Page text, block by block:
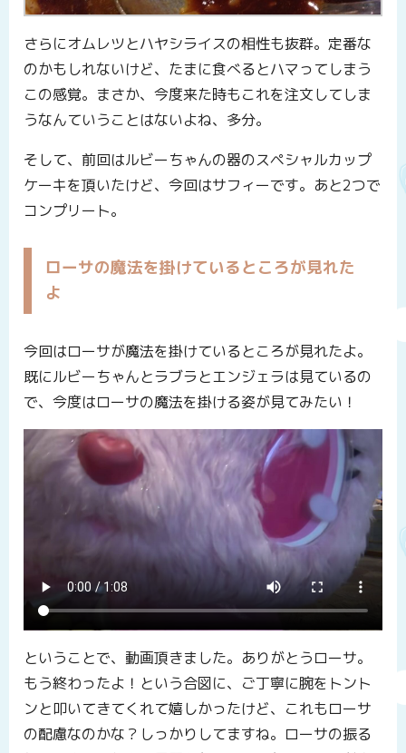
さらにオムレツとハヤシライスの相性も抜群。定番な
のかもしれないけど、たまに食べるとハマってしまう
この感覚。まさか、今度来た時もこれを注文してしま
うなんていうことはないよね、多分。
そして、前回はルビーちゃんの器のスペシャルカップ
ケーキを頂いたけど、今回はサフィーです。あと2つで
コンプリート。
ローサの魔法を掛けているところが見れた
よ
今回はローサが魔法を掛けているところが見れたよ。
既にルビーちゃんとラブラとエンジェラは見ているの
で、今度はローサの魔法を掛ける姿が見てみたい！
ということで、動画頂きました。ありがとうローサ。
もう終わったよ！という合図に、ご丁寧に腕をトント
ンと叩いてきてくれて嬉しかったけど、これもローサ
の配慮なのかな？しっかりしてますね。ローサの振る